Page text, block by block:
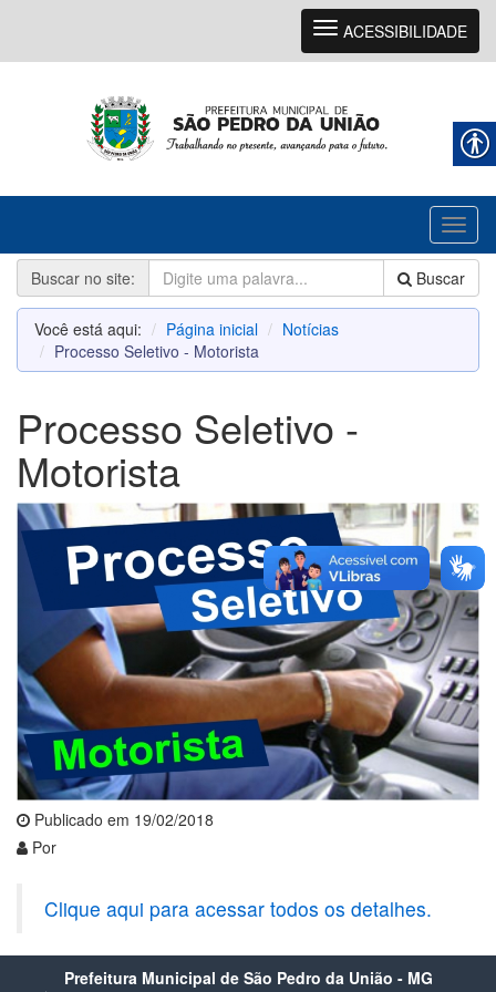
Navegação
ACESSIBILIDADE
Buscar no site:
Buscar
Você está aqui: Página inicial
Notícias
Processo Seletivo - Motorista
Processo Seletivo -
Motorista
Publicado em 19/02/2018
Por
Clique aqui para acessar todos os detalhes.
Prefeitura Municipal de São Pedro da União - MG